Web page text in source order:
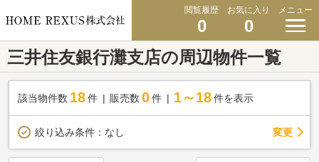
閲覧履歴
0
お気に入り
0
メニュー
三井住友銀行灘支店の周辺物件一覧
該当物件数 18件 販売数 0 件 1～18 件を表示
絞り込み条件： なし 変更